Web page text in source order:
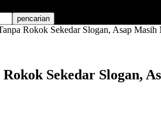
Rokok Sekedar Slogan, Asap
Rokok Sekedar Slogan,